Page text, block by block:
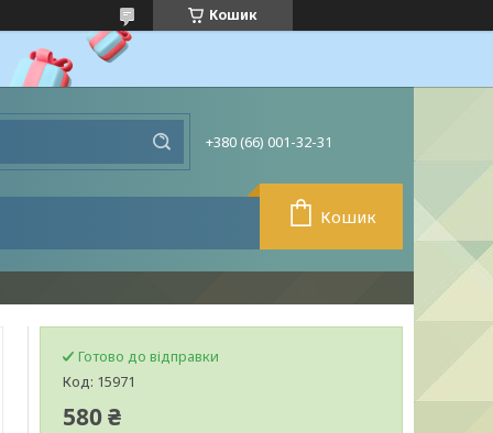
Кошик
+380 (66) 001-32-31
Кошик
Готово до відправки
Код: 15971
580 ₴